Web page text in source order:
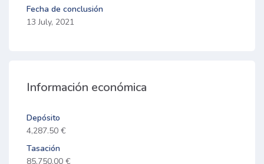
Fecha de conclusión
13 July, 2021
Información económica
Depósito
4,287.50 €
Tasación
85,750.00 €